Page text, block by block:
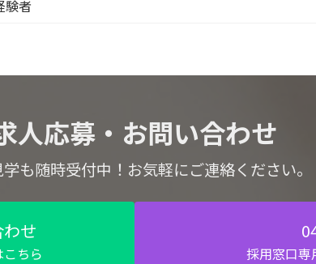
験者
人応募・お問い合わせ
も随時受付中！お気軽にご連絡ください。
せ
ちら 採用窓口専